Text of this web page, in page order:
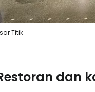
Titik
dan